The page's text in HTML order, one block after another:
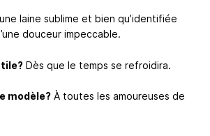
laine sublime et bien qu’identifiée
douceur impeccable.
Dès que le temps se refroidira.
modèle? À toutes les amoureuses de